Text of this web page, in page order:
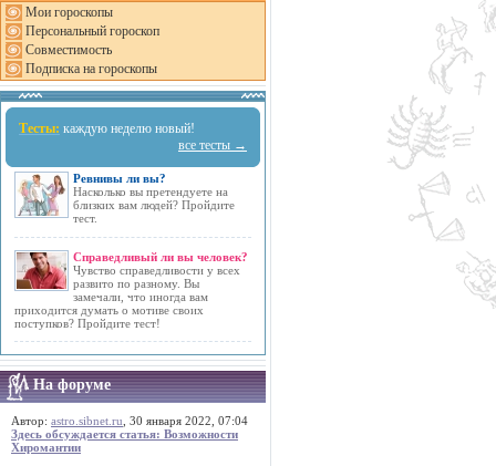
Мои гороскопы
Персональный гороскоп
Совместимость
Подписка на гороскопы
Тесты: каждую неделю новый!
все тесты →
Ревнивы ли вы?
Насколько вы претендуете на
близких вам людей? Пройдите
тест.
Справедливый ли вы человек?
Чувство справедливости у всех
развито по разному. Вы
замечали, что иногда вам
приходится думать о мотиве своих
поступков? Пройдите тест!
На форуме
Автор: astro.sibnet.ru , 30 января 2022, 07:04
Здесь обсуждается статья: Возможности
Хиромантии